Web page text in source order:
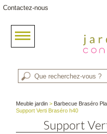
Contactez-nous
Meuble jardin > Barbecue Braséro
Support Verti Braséro h40
Support